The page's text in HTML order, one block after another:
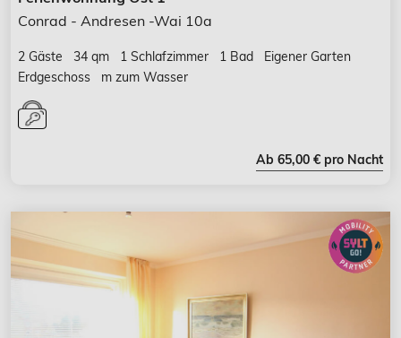
Conrad - Andresen -Wai 10a
2 Gäste 34 qm 1 Schlafzimmer 1 Bad
Eigener Garten
Erdgeschoss
m zum Wasser
Ab 65,00 € pro Nacht